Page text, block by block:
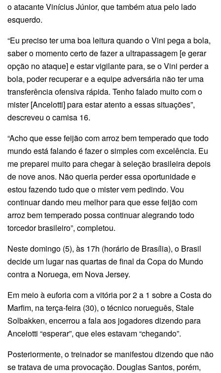
o atacante Vinícius Júnior, que também atua pelo lado
esquerdo.
“Eu preciso ter uma boa leitura quando o Vini pega a bola,
saber o momento certo de fazer a ultrapassagem [e gerar
opção no ataque] e estar vigilante para, se o Vini perder a
bola, poder recuperar e a equipe adversária não ter uma
transferência ofensiva rápida. Tenho falado muito com o
mister [Ancelotti] para estar atento a essas situações”,
descreveu o camisa 16.
“Acho que esse feijão com arroz bem temperado que todo
mundo está falando é fazer o simples com excelência. Eu
me preparei muito para chegar à seleção brasileira depois
de nove anos. Não queria perder essa oportunidade e
estou fazendo tudo que o mister vem pedindo. Vou
continuar dando meu melhor para que esse feijão com
arroz bem temperado possa continuar alegrando todo
torcedor brasileiro”, completou.
Neste domingo (5), às 17h (horário de Brasília), o Brasil
decide um lugar nas quartas de final da Copa do Mundo
contra a Noruega, em Nova Jersey.
Em meio à euforia com a vitória por 2 a 1 sobre a Costa do
Marfim, na terça-feira (30), o técnico norueguês, Stale
Solbakken, encerrou a fala aos jogadores dizendo para
Ancelotti “esperar”, que eles estavam “chegando”.
Posteriormente, o treinador se manifestou dizendo que não
se tratava de uma provocação. Douglas Santos, porém,